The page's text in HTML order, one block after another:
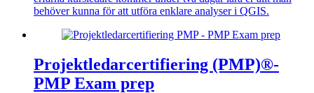
behöver kunna för att utföra enklare analyser i QGIS.
Projektledarcertifiering (PMP)®-
PMP Exam prep